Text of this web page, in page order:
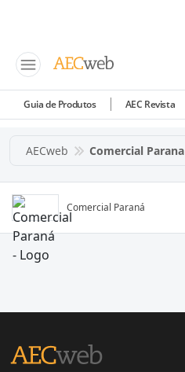
Guia de Produtos AEC Revista
AECweb Comercial Parana
Comercial Paraná